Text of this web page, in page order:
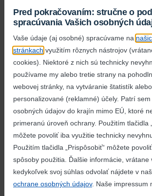
Pred pokračovaním: stručne o
spracúvania Vašich osobných
Vaše údaje (aj osobné) spracúvame na
stránkach využitím rôznych nástrojov
cookies). Niektoré z nich sú technicky
používame my alebo tretie strany na
webovej stránky, na vytváranie štatistík
personalizované (reklamné) účely. Patrí
osobných údajov do krajín mimo EÚ, ktoré
primeranú úroveň ochrany. Použitím tlačidla
môžete povoliť iba využitie technicky
Použitím tlačidla „Prispôsobiť“ môžete
spôsoby použitia. Ďalšie informácie, vrátane
kedykoľvek svoj súhlas odvolať nájdete v
ochrane osobných údajov. Naše impressum
prostredníctvom spoločnosti CE
Tradícia tohto ocenenia siaha do
získal už po šiesty raz. Merkúr sa
na základe výšky dane, ale aj za
disciplínu.
Lidl Slovenská republika zaplatil v
roku 2019 (marec 2019 – február
rozpočtu korporátnu daň vo výške
0000 €. Inak povedané, ide takmer o
vybranej dane z príjmov
na Slovensku.
„Sme firmou, ktorá zásobuje
potravinami, ktorá zamestnáva
na Slovensku realizuje projekty